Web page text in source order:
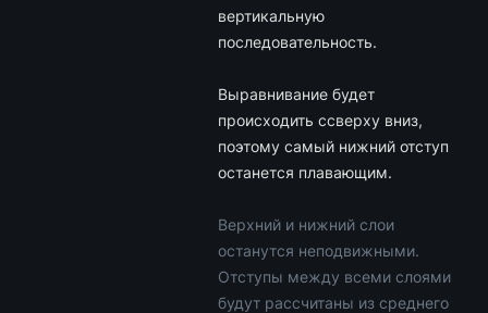
вертикальную
последовательность.
Выравнивание будет
происходить ссверху вниз,
поэтому самый нижний отступ
останется плавающим.
Верхний и нижний слои
останутся неподвижными.
Отступы между всеми слоями
будут рассчитаны из среднего